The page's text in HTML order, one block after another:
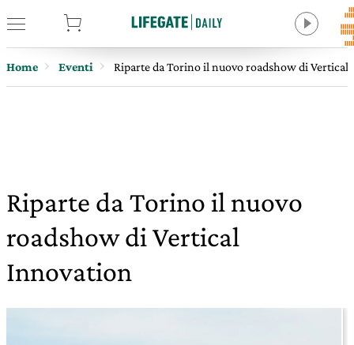
Home Eventi Riparte da Torino il nuovo roadshow di
Riparte da Torino il nuovo
roadshow di Vertical
Innovation